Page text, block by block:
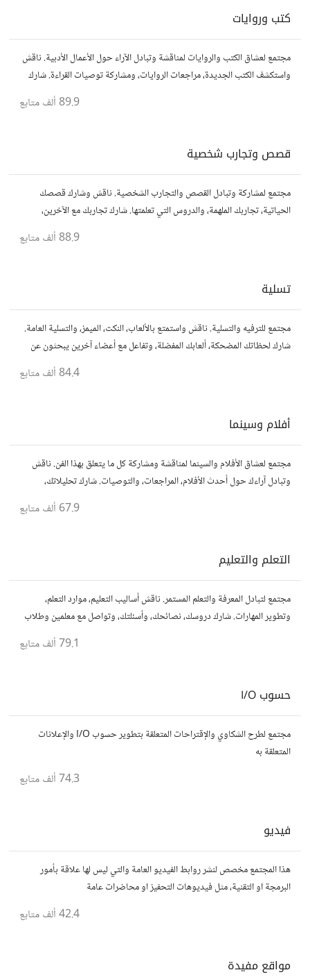
كتب وروايات
مجتمع لعشاق الكتب والروايات لمناقشة وتبادل الآراء حول الأعمال الأدبية. ناقش
واستكشف الكتب الجديدة، مراجعات الروايات، ومشاركة توصيات القراءة. شارك
89.9 ألف متابع
قصص وتجارب شخصية
مجتمع لمشاركة وتبادل القصص والتجارب الشخصية. ناقش وشارك قصصك
الحياتية، تجاربك الملهمة، والدروس التي تعلمتها. شارك تجاربك مع الآخرين،
88.9 ألف متابع
تسلية
مجتمع للترفيه والتسلية. ناقش واستمتع بالألعاب، النكت، الميمز، والتسلية العامة.
شارك لحظاتك المضحكة، ألعابك المفضلة، وتفاعل مع أعضاء آخرين يبحثون عن
84.4 ألف متابع
أفلام وسينما
مجتمع لعشاق الأفلام والسينما لمناقشة ومشاركة كل ما يتعلق بهذا الفن. ناقش
وتبادل آراءك حول أحدث الأفلام، المراجعات، والتوصيات. شارك تحليلاتك،
قصصك، واستمتع بنقاشات حول الأفلام والمخرجين والسيناريوهات.
67.9 ألف متابع
التعلم والتعليم
مجتمع لتبادل المعرفة والتعلم المستمر. ناقش أساليب التعليم، موارد التعلم،
وتطوير المهارات. شارك دروسك، نصائحك، وأسئلتك، وتواصل مع معلمين وطلاب
79.1 ألف متابع
حسوب I/O
مجتمع لطرح الشكاوي والإقتراحات المتعلقة بتطوير حسوب I/O والإعلانات
المتعلقة به
74.3 ألف متابع
فيديو
هذا المجتمع مخصص لنشر روابط الفيديو العامة والتي ليس لها علاقة بأمور
البرمجة او التقنية، مثل فيديوهات التحفيز او محاضرات عامة
42.4 ألف متابع
مواقع مفيدة